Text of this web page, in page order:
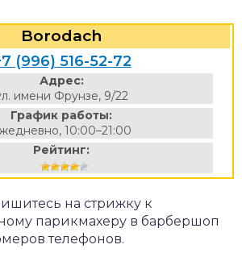
Borodach
(996) 516-52-72
Адрес:
имени Фрунзе, 9/22
График работы:
10:00–21:00
Рейтинг:
на стрижку к
парикмахеру в барбершоп
телефонов.